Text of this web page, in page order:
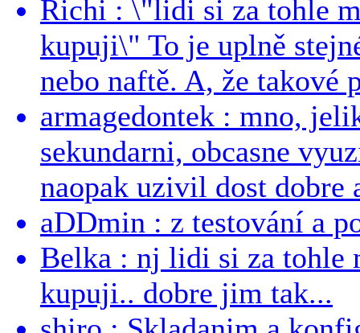
Richi : \"lidi si za tohle
kupuji\" To je uplně
nebo naftě. A, že takové
armagedontek : mno,
sekundarni, obcasne
naopak uzivil dost dobre
aDDmin : z testování a
Belka : nj lidi si za tohle
kupuji.. dobre jim tak...